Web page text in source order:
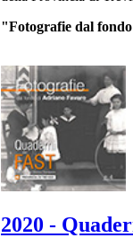
"Fotografie dal
2020 -